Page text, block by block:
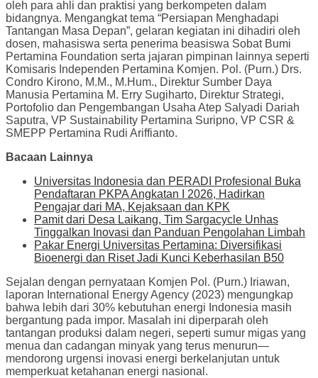
oleh para ahli dan praktisi yang berkompeten dalam
bidangnya. Mengangkat tema “Persiapan Menghadapi
Tantangan Masa Depan”, gelaran kegiatan ini dihadiri oleh
dosen, mahasiswa serta penerima beasiswa Sobat Bumi
Pertamina Foundation serta jajaran pimpinan lainnya seperti
Komisaris Independen Pertamina Komjen. Pol. (Purn.) Drs.
Condro Kirono, M.M., M.Hum., Direktur Sumber Daya
Manusia Pertamina M. Erry Sugiharto, Direktur Strategi,
Portofolio dan Pengembangan Usaha Atep Salyadi Dariah
Saputra, VP Sustainability Pertamina Suripno, VP CSR &
SMEPP Pertamina Rudi Ariffianto.
Bacaan Lainnya
Universitas Indonesia dan PERADI Profesional Buka
Pendaftaran PKPA Angkatan I 2026, Hadirkan
Pengajar dari MA, Kejaksaan dan KPK
Pamit dari Desa Laikang, Tim Sargacycle Unhas
Tinggalkan Inovasi dan Panduan Pengolahan Limbah
Pakar Energi Universitas Pertamina: Diversifikasi
Bioenergi dan Riset Jadi Kunci Keberhasilan B50
Sejalan dengan pernyataan Komjen Pol. (Purn.) Iriawan,
laporan International Energy Agency (2023) mengungkap
bahwa lebih dari 30% kebutuhan energi Indonesia masih
bergantung pada impor. Masalah ini diperparah oleh
tantangan produksi dalam negeri, seperti sumur migas yang
menua dan cadangan minyak yang terus menurun—
mendorong urgensi inovasi energi berkelanjutan untuk
memperkuat ketahanan energi nasional.